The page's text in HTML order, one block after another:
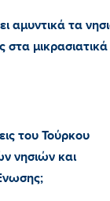
αμυντικά τα
στα μικρασιατικά
του Τούρκου
νησιών και